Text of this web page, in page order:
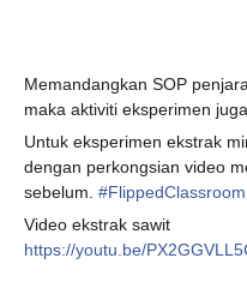
Memandangkan SOP
maka aktiviti eksperimen
Untuk eksperimen ekstrak
dengan perkongsian video
sebelum. #FlippedClassroom
Video ekstrak sawit
https://youtu.be/